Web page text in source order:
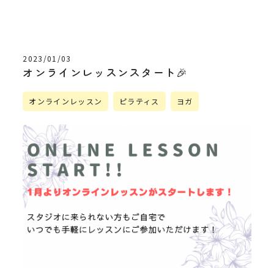
2023/01/03
オンラインレッスンスタート🎉
オンラインレッスン ピラティス ヨガ